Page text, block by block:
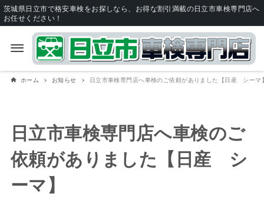
茨城県日立市で格安車検をお探しなら、お得な割引満載の日立市車検専門店へ
お任せください！
ホーム お知らせ 日立市車検専門店へ車検のご依頼がありました【日産 シーマ
日立市車検専門店へ車検のご
依頼がありました【日産 シ
ーマ】